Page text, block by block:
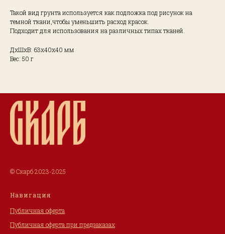
Такой вид грунта используется как подложка под рисунок на
темной ткани,чтобы уменьшить расход красок.
Подходит для использования на различных типах тканей.
ДxШxВ: 63x40x40 мм
Вес: 50 г
© Скарб 2023-2025
Навигация
Публичная оферта
Публичная оферта при предзаказах